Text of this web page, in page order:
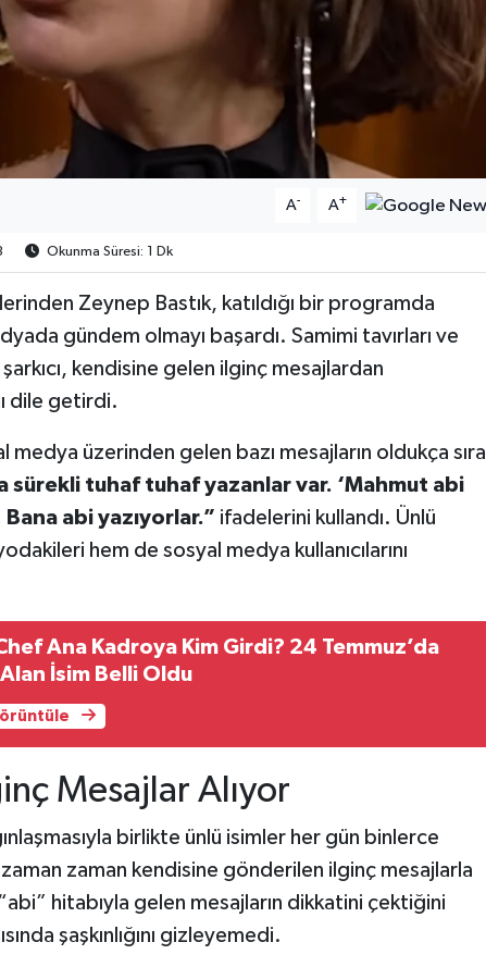
A- A+
Okunma Süresi: 1 Dk
Zeynep Bastık, katıldığı bir programda
gündem olmayı başardı. Samimi tavırları ve
kendisine gelen ilginç mesajlardan
dile getirdi.
medya üzerinden gelen bazı mesajların oldukça sıra
sürekli tuhaf tuhaf yazanlar var. ‘Mahmut abi
Bana abi yazıyorlar.” ifadelerini kullandı. Ünlü
hem de sosyal medya kullanıcılarını
Ana Kadroya Kim Girdi? 24 Temmuz’da
İsim Belli Oldu
Mesajlar Alıyor
birlikte ünlü isimler her gün binlerce
zaman kendisine gönderilen ilginç mesajlarla
hitabıyla gelen mesajların dikkatini çektiğini
şaşkınlığını gizleyemedi.